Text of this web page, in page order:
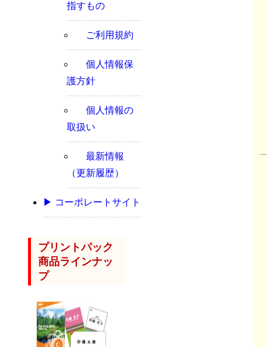
指すもの
ご利用規約
個人情報保
護方針
個人情報の
取扱い
最新情報
（更新履歴）
▶ コーポレートサイト
プリントパック
商品ラインナッ
プ